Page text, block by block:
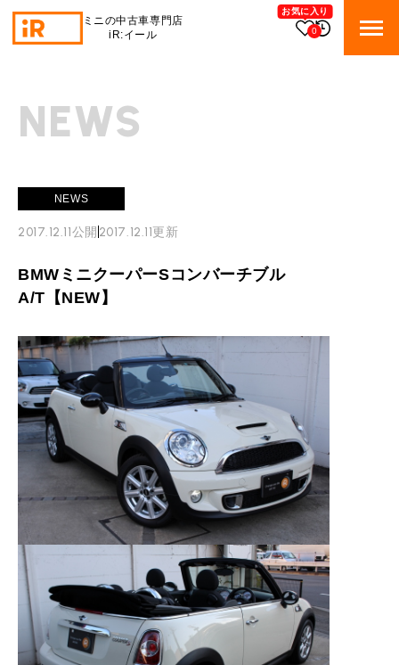
ミニの中古車専門店
iR:イール
お気に入り
0
TRADE 買取
iRの買取が他社よりも高い理由
必要書類
買取Q&A
iRで愛車を売却されたお客様の声
BMWミニ買取査定依頼
ローバーミニ買取査定依頼
TOP
BMWミニ メンテナンス
ローバーミニ メンテナンス
最近の修理実績
BLOG & MEDIA
TOP
MINI Blog スタッフブログ
User's Voice 購入者様の声
Part's Report パーツ販売のご案内
Movie 動画一覧
MINI KNOWLEDGE ミニナレッジ
TOP
BMWミニナレッジ
ローバーミニナレッジ
ABOUT iR iRについて
会社概要
スタッフ紹介
RECRUIT 採用情報
プライバシーポリシー
お問い合わせ サイトマップ
NEWS
NEWS
2017.12.11公開 2017.12.11更新
BMWミニクーパーSコンバーチブル
A/T【NEW】